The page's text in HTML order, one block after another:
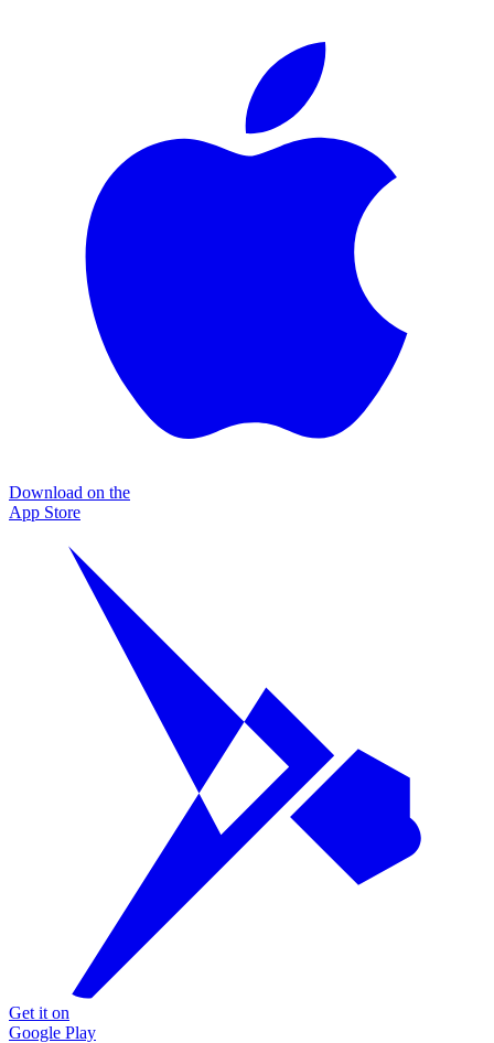
Download on the
App Store
Get it on
Google Play